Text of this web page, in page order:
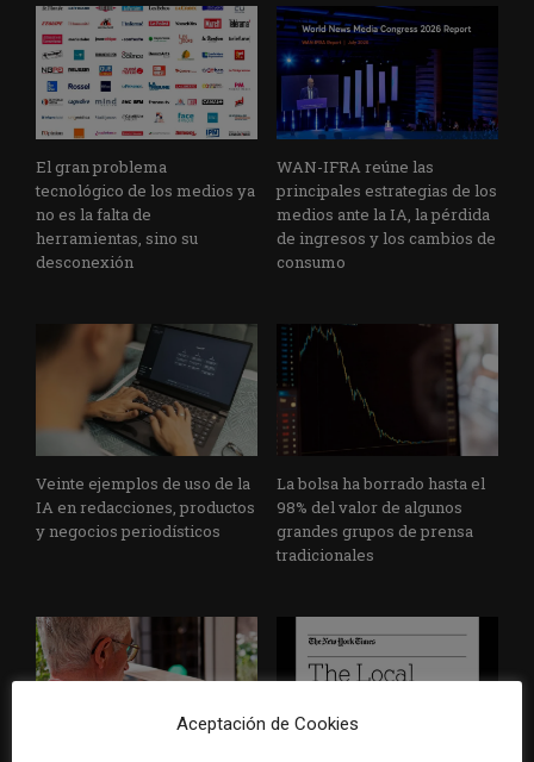
El gran problema
tecnológico de los medios ya
no es la falta de
herramientas, sino su
desconexión
WAN-IFRA reúne las
principales estrategias de los
medios ante la IA, la pérdida
de ingresos y los cambios de
consumo
Veinte ejemplos de uso de la
IA en redacciones, productos
y negocios periodísticos
La bolsa ha borrado hasta el
98% del valor de algunos
grandes grupos de prensa
tradicionales
Aceptación de Cookies